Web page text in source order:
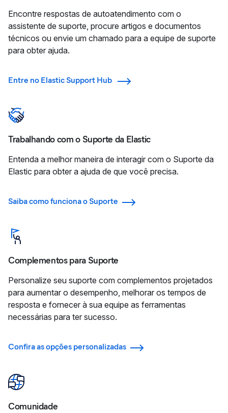
Encontre respostas de autoatendimento com o
assistente de suporte, procure artigos e documentos
técnicos ou envie um chamado para a equipe de suporte
para obter ajuda.
Entre no Elastic Support Hub
Trabalhando com o Suporte da Elastic
Entenda a melhor maneira de interagir com o Suporte da
Elastic para obter a ajuda de que você precisa.
Saiba como funciona o Suporte
Complementos para Suporte
Personalize seu suporte com complementos projetados
para aumentar o desempenho, melhorar os tempos de
resposta e fornecer à sua equipe as ferramentas
necessárias para ter sucesso.
Confira as opções personalizadas
Comunidade